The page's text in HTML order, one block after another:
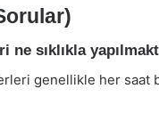
sıklıkla
genellikle her saat